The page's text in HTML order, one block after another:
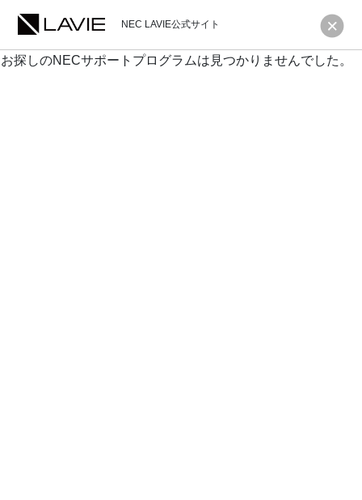
NEC LAVIE公式サイト
お探しのNECサポートプログラムは見つかりませんでした。